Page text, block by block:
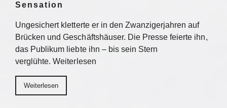
Sensation
Ungesichert kletterte er in den Zwanzigerjahren auf
Brücken und Geschäftshäuser. Die Presse feierte ihn,
das Publikum liebte ihn – bis sein Stern
verglühte. Weiterlesen
Weiterlesen